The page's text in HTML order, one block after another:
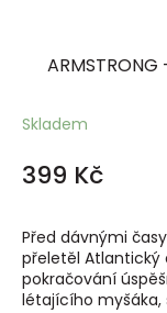
Skladem
399 Kč
Před dávnými
přeletěl Atlantický
pokračování
létajícího myšáka,